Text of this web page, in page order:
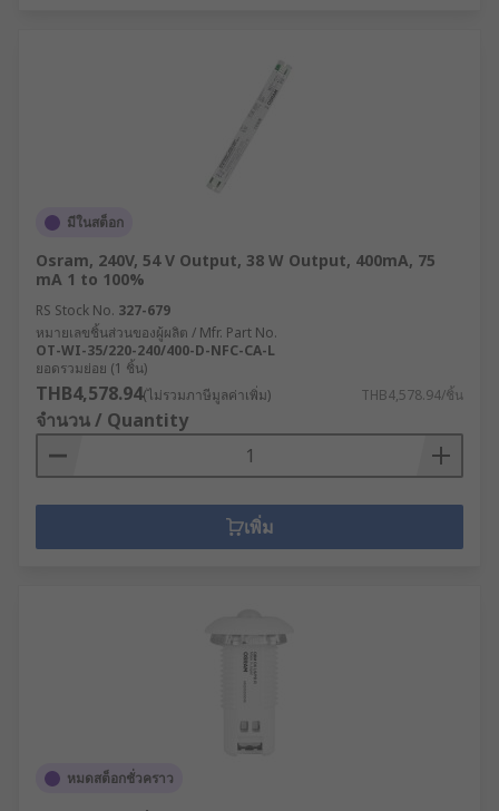
มีในสต็อก
Osram, 240V, 54 V Output, 38 W Output, 400mA, 75
mA 1 to 100%
RS Stock No. 327-679
หมายเลขชิ้นส่วนของผู้ผลิต / Mfr. Part No.
OT-WI-35/220-240/400-D-NFC-CA-L
ยอดรวมย่อย (1 ชิ้น)
THB4,578.94(ไม่รวมภาษีมูลค่าเพิ่ม) THB4,578.94/ชิ้น
จำนวน / Quantity
เพิ่ม
หมดสต็อกชั่วคราว